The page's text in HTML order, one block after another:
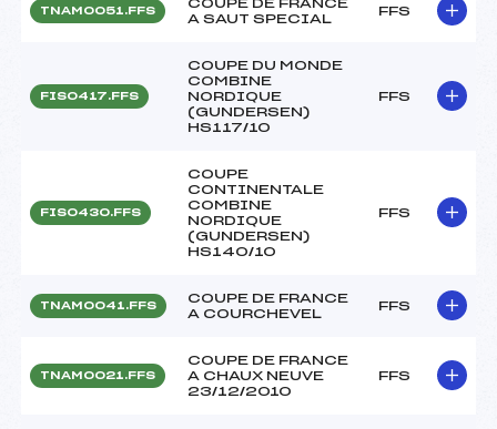
TNAM0051.FFS
COUPE DE FRANCE
A SAUT SPECIAL
FFS
FIS0417.FFS
COUPE DU MONDE
COMBINE
NORDIQUE
(GUNDERSEN)
HS117/10
FFS
FIS0430.FFS
COUPE
CONTINENTALE
COMBINE
NORDIQUE
(GUNDERSEN)
HS140/10
FFS
TNAM0041.FFS
COUPE DE FRANCE
A COURCHEVEL
FFS
TNAM0021.FFS
COUPE DE FRANCE
A CHAUX NEUVE
23/12/2010
FFS